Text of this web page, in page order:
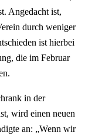
Angedacht ist,
durch weniger
ist hierbei
die im Februar
in der
wird einen neuen
an: „Wenn wir